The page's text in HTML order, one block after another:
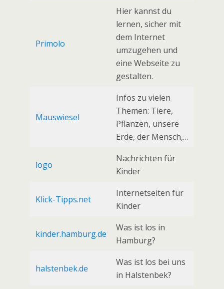
Primolo
Hier kannst du
lernen, sicher mit
dem Internet
umzugehen und
eine Webseite zu
gestalten.
Mauswiesel
Infos zu vielen
Themen: Tiere,
Pflanzen, unsere
Erde, der Mensch,…
logo
Nachrichten für
Kinder
Klick-Tipps.net
Internetseiten für
Kinder
kinder.hamburg.de
Was ist los in
Hamburg?
halstenbek.de
Was ist los bei uns
in Halstenbek?